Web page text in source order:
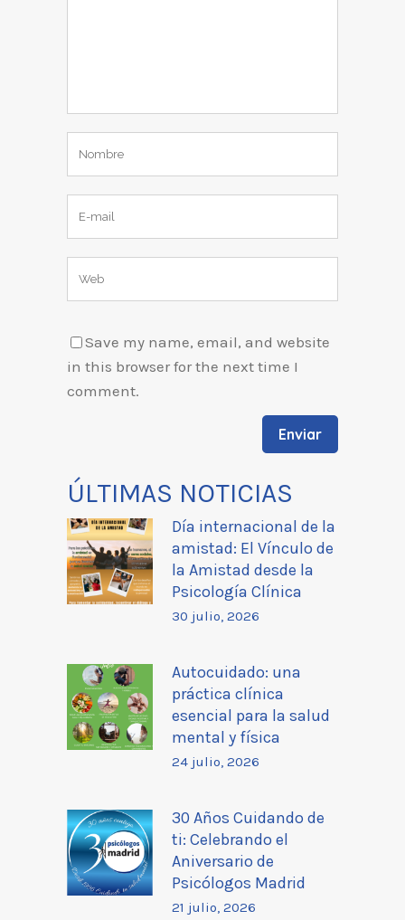
Save my name, email, and website
in this browser for the next time I
comment.
ÚLTIMAS NOTICIAS
Día internacional de la
amistad: El Vínculo de
la Amistad desde la
Psicología Clínica
30 julio, 2026
Autocuidado: una
práctica clínica
esencial para la salud
mental y física
24 julio, 2026
30 Años Cuidando de
ti: Celebrando el
Aniversario de
Psicólogos Madrid
21 julio, 2026